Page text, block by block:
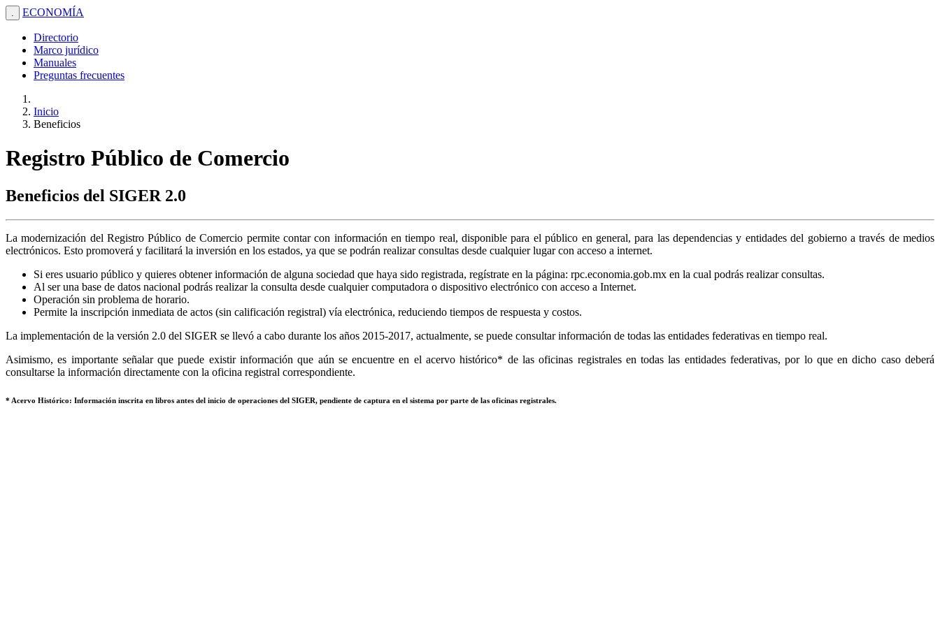
. ECONOMÍA
Directorio
Marco jurídico
Manuales
Preguntas frecuentes
Inicio
Beneficios
Registro Público de Comercio
Beneficios del SIGER 2.0
La modernización del Registro Público de Comercio permite contar con información en tiempo real, disponible para el público en general, para las dependencias y entidades del gobierno a través de medios
electrónicos. Esto promoverá y facilitará la inversión en los estados, ya que se podrán realizar consultas desde cualquier lugar con acceso a internet.
Si eres usuario público y quieres obtener información de alguna sociedad que haya sido registrada, regístrate en la página: rpc.economia.gob.mx en la cual podrás realizar consultas.
Al ser una base de datos nacional podrás realizar la consulta desde cualquier computadora o dispositivo electrónico con acceso a Internet.
Operación sin problema de horario.
Permite la inscripción inmediata de actos (sin calificación registral) vía electrónica, reduciendo tiempos de respuesta y costos.
La implementación de la versión 2.0 del SIGER se llevó a cabo durante los años 2015-2017, actualmente, se puede consultar información de todas las entidades federativas en tiempo real.
Asimismo, es importante señalar que puede existir información que aún se encuentre en el acervo histórico* de las oficinas registrales en todas las entidades federativas, por lo que en dicho caso deberá
consultarse la información directamente con la oficina registral correspondiente.
* Acervo Histórico: Información inscrita en libros antes del inicio de operaciones del SIGER, pendiente de captura en el sistema por parte de las oficinas registrales.